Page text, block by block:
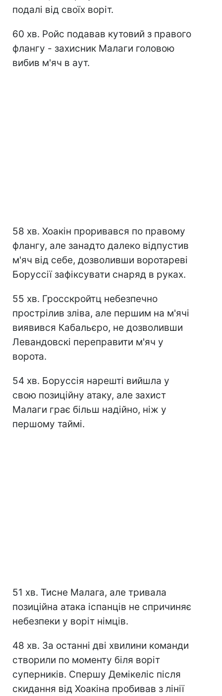
подалі від своїх воріт.
60 хв. Ройс подавав кутовий з правого
флангу - захисник Малаги головою
вибив м'яч в аут.
58 хв. Хоакін проривався по правому
флангу, але занадто далеко відпустив
м'яч від себе, дозволивши воротареві
Боруссії зафіксувати снаряд в руках.
55 хв. Гросскройтц небезпечно
прострілив зліва, але першим на м'ячі
виявився Кабальєро, не дозволивши
Левандовскі переправити м'яч у
ворота.
54 хв. Боруссія нарешті вийшла у
свою позиційну атаку, але захист
Малаги грає більш надійно, ніж у
першому таймі.
51 хв. Тисне Малага, але тривала
позиційна атака іспанців не спричиняє
небезпеки у воріт німців.
48 хв. За останні дві хвилини команди
створили по моменту біля воріт
суперників. Спершу Демікеліс після
скидання від Хоакіна пробивав з лінії